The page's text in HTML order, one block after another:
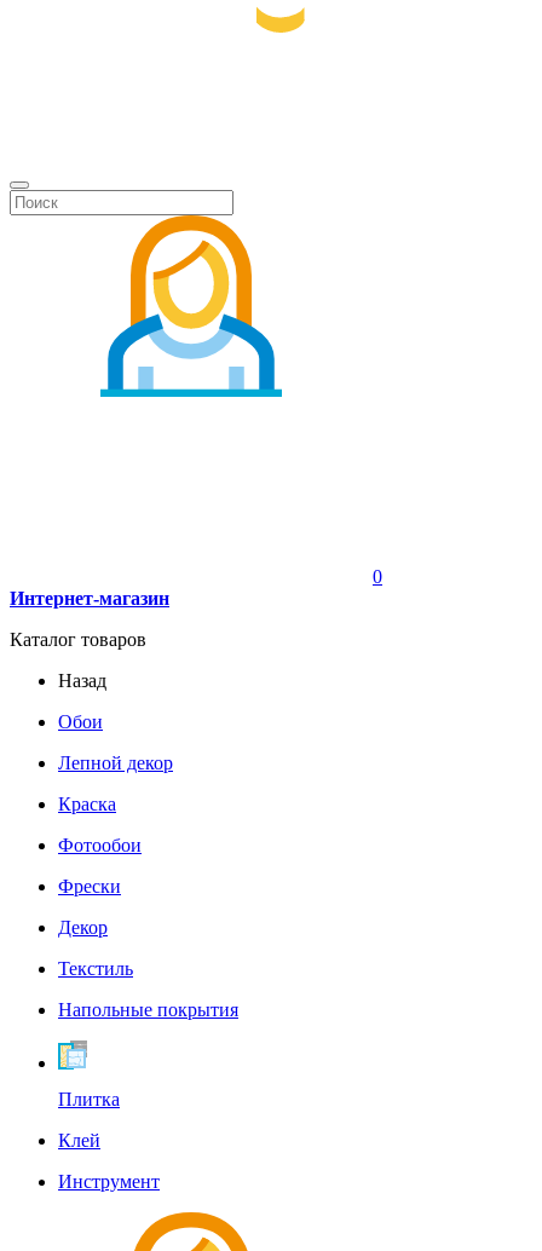
0
Интернет-магазин
Каталог товаров
Назад
Обои
Лепной декор
Краска
Фотообои
Фрески
Декор
Текстиль
Напольные покрытия
Плитка
Клей
Инструмент